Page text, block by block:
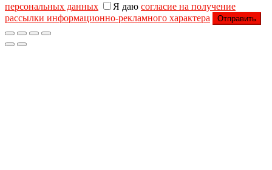
персональных данных
Я даю согласие на получение
рассылки информационно-рекламного характера